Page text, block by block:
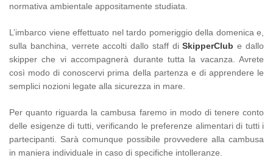
normativa ambientale appositamente studiata.
L’imbarco viene effettuato nel tardo pomeriggio della domenica e,
sulla banchina, verrete accolti dallo staff diSkipperClub e dallo
skipper che vi accompagnerà durante tutta la vacanza. Avrete
così modo di conoscervi prima della partenza e di apprendere le
semplici nozioni legate alla sicurezza in mare.
Per quanto riguarda la cambusa faremo in modo di tenere conto
delle esigenze di tutti, verificando le preferenze alimentari di tutti i
partecipanti. Sarà comunque possibile provvedere alla cambusa
in maniera individuale in caso di specifiche intolleranze.